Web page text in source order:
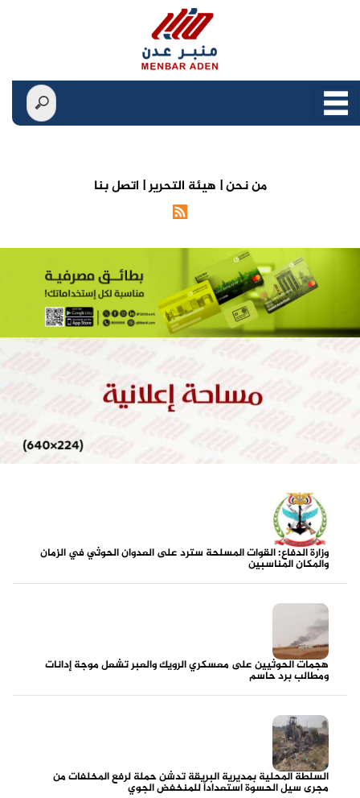
من نحن | هيئة التحرير | اتصل بنا
وزارة الدفاع: القوات المسلحة سترد على العدوان الحوثي في الزمان
والمكان المناسبين
هجمات الحوثيين على معسكري الرويك والعبر تشعل موجة إدانات
ومطالب برد حاسم
السلطة المحلية بمديرية البريقة تدشن حملة لرفع المخلفات من
مجرى سيل الحسوة استعداداً للمنخفض الجوي